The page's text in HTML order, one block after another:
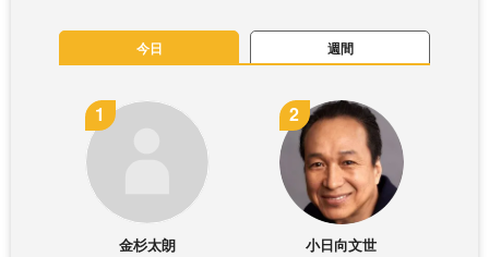
今日 週間
金杉太朗 小日向文世